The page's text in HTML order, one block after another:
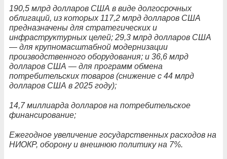
190,5 млрд долларов США в виде долгосрочных
облигаций, из которых 117,2 млрд долларов США
предназначены для стратегических и
инфраструктурных целей; 29,3 млрд долларов США
— для крупномасштабной модернизации
производственного оборудования; и 36,6 млрд
долларов США — для программ обмена
потребительских товаров (снижение с 44 млрд
долларов США в 2025 году);
14,7 миллиарда долларов на потребительское
финансирование;
Ежегодное увеличение государственных расходов на
НИОКР, оборону и внешнюю политику на 7%.